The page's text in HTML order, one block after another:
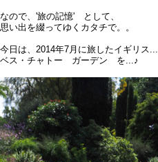
なので、'旅の記憶' として、
思い出を綴ってゆくカタチで。。
今日は、2014年7月に旅したイギリス...
ベス・ チャトー ガーデン を...♪